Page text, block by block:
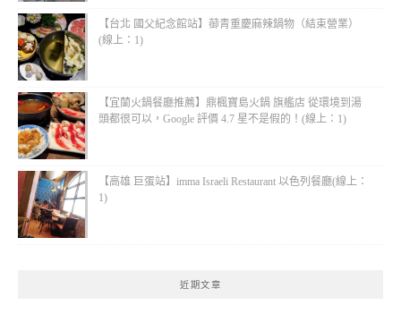
【台北 國父紀念館站】蓹青重慶麻辣鍋物（結束營業）
(線上：1)
【宜蘭火鍋餐廳推薦】鼎楓寶島火鍋 旗艦店 從環境到湯
頭都很可以，Google 評價 4.7 星不是假的！(線上：1)
【高雄 巨蛋站】imma Israeli Restaurant 以色列餐廳(線上：
1)
近期文章